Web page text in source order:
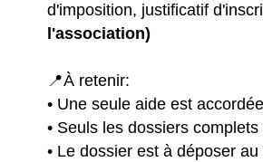
d'imposition, justificatif
l'association)
📍À retenir:
• Une seule aide est
• Seuls les dossiers
• Le dossier est à déposer